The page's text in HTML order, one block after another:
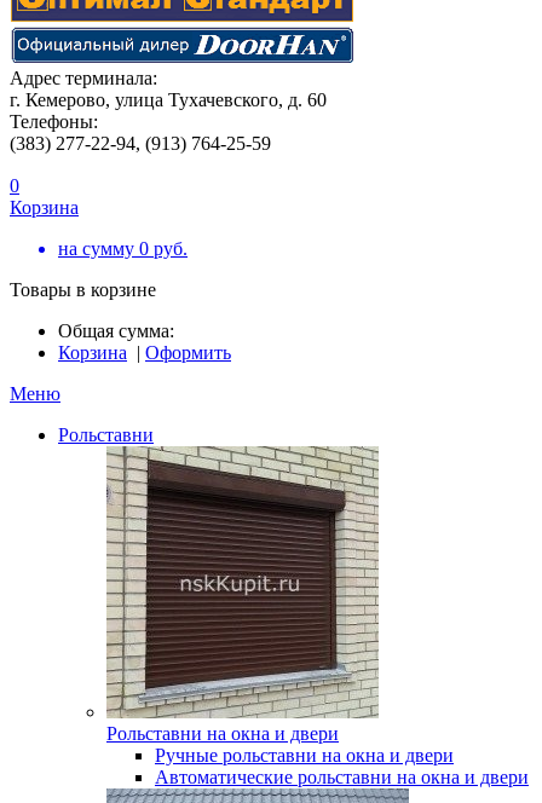
Адрес терминала:
г. Кемерово, улица Тухачевского, д. 60
Телефоны:
(383) 277-22-94, (913) 764-25-59
0
Корзина
на сумму 0 руб.
Товары в корзине
Общая сумма:
Корзина | Оформить
Меню
Рольставни
Рольставни на окна и двери
Ручные рольставни на окна и двери
Автоматические рольставни на окна и двери